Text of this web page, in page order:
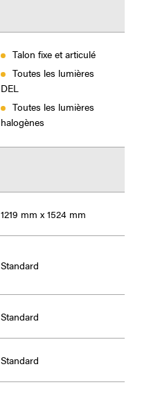
Talon fixe et articulé
Toutes les lumières
DEL
Toutes les lumières
halogènes
1219 mm x 1524 mm
Standard
Standard
Standard